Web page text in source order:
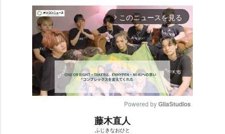
arrow_forward_ios このニュースを見る
Powered by GliaStudios
藤木直人
ふじきなおひと